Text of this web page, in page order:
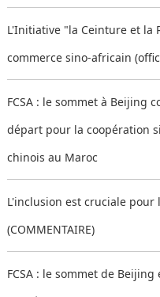
L'Initiative "la Ceinture et la
commerce sino-africain
FCSA : le sommet à Beijing
départ pour la coopération
chinois au Maroc
L'inclusion est cruciale
(COMMENTAIRE)
FCSA : le sommet de